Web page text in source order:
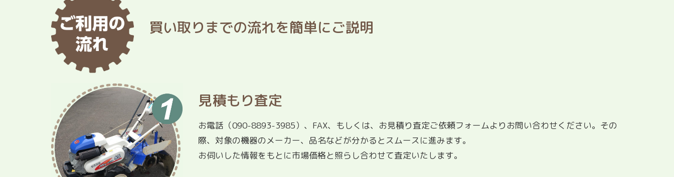
買い取りまでの流れを簡単にご説明
見積もり査定
お電話（090-8893-3985）、FAX、もしくは、お見積り査定ご依頼フォームよりお問い合わせください。その
際、対象の機器のメーカー、品名などが分かるとスムースに進みます。
お伺いした情報をもとに市場価格と照らし合わせて査定いたします。